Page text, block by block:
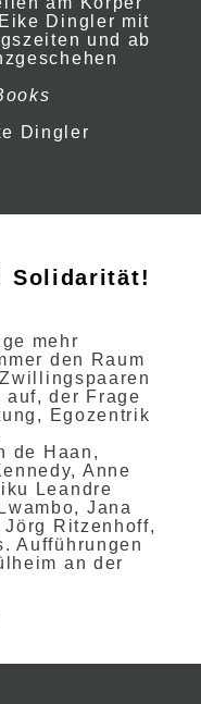
Dingler mit
und ab
Dingler
Solidarität!
mehr
den Raum
auf, der Frage
Egozentrik
de Haan,
Anne
Leandre
Jana
Ritzenhoff,
Aufführungen
an der